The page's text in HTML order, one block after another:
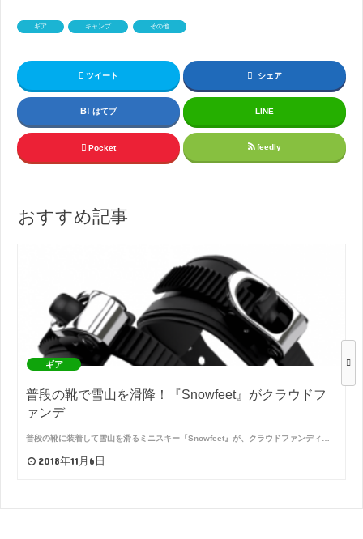
ギア キャンプ その他
ツイート シェア
はてブ LINE
Pocket feedly
おすすめ記事
ギア
普段の靴で雪山を滑降！『Snowfeet』がクラウドフ
ァンデ
普段の靴に装着して雪山を滑るミニスキー『Snowfeet』が、クラウドファンディ…
2018年11月6日